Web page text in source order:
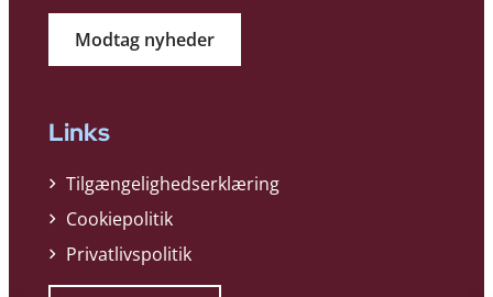
Modtag nyheder
Links
Tilgængelighedserklæring
Cookiepolitik
Privatlivspolitik